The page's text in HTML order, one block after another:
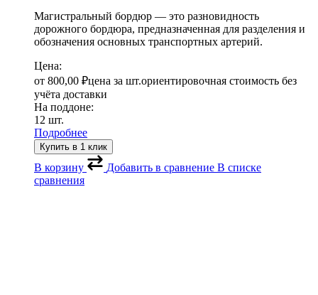
Магистральный бордюр — это разновидность
дорожного бордюра, предназначенная для разделения и
обозначения основных транспортных артерий.
Цена:
от 800,00 ₽цена за шт.ориентировочная стоимость без
учёта доставки
На поддоне:
12 шт.
Подробнее
Купить в 1 клик
В корзину Добавить в сравнение В списке
сравнения